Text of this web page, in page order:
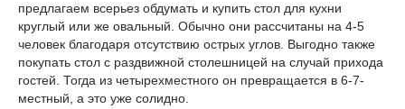
предлагаем всерьез обдумать и купить стол для кухни
круглый или же овальный. Обычно они рассчитаны на 4-5
человек благодаря отсутствию острых углов. Выгодно также
покупать стол с раздвижной столешницей на случай прихода
гостей. Тогда из четырехместного он превращается в 6-7-
местный, а это уже солидно.